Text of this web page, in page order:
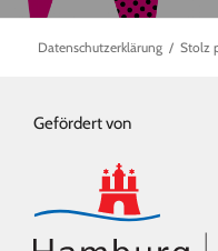
Beitrag:
Datenschutzerklärung Stolz
Gefördert von